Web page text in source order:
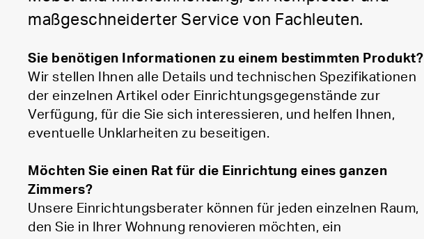
maßgeschneiderter Service von Fachleuten.
Sie benötigen Informationen zu einem bestimmten Produkt?
Wir stellen Ihnen alle Details und technischen Spezifikationen
der einzelnen Artikel oder Einrichtungsgegenstände zur
Verfügung, für die Sie sich interessieren, und helfen Ihnen,
eventuelle Unklarheiten zu beseitigen.
Möchten Sie einen Rat für die Einrichtung eines ganzen
Zimmers?
Unsere Einrichtungsberater können für jeden einzelnen Raum,
den Sie in Ihrer Wohnung renovieren möchten, ein